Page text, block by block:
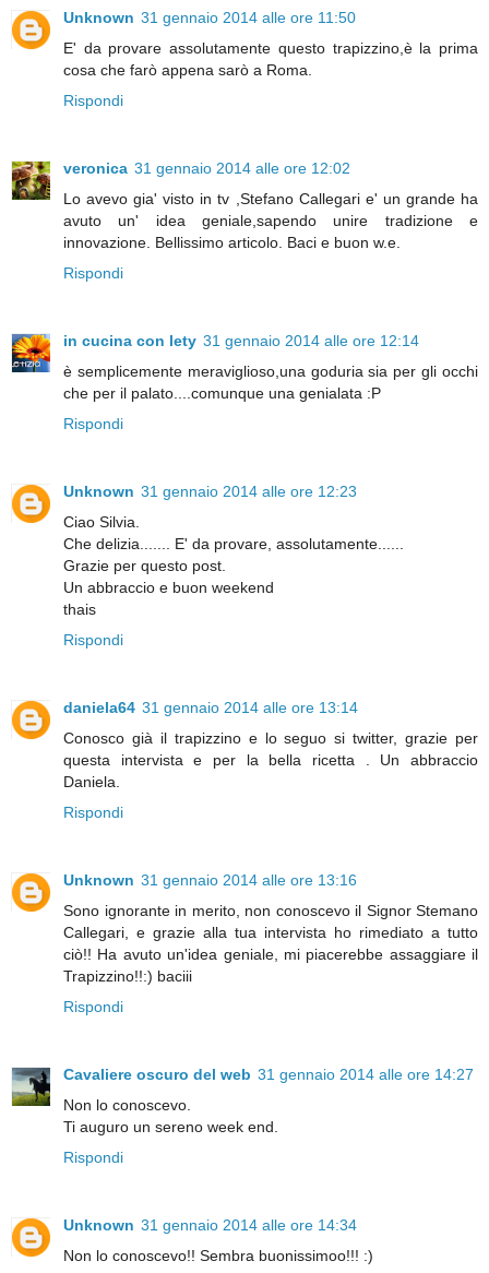
Unknown 31 gennaio 2014 alle ore 11:50
E' da provare assolutamente questo trapizzino,è la prima
cosa che farò appena sarò a Roma.
Rispondi
veronica 31 gennaio 2014 alle ore 12:02
Lo avevo gia' visto in tv ,Stefano Callegari e' un grande ha
avuto un' idea geniale,sapendo unire tradizione e
innovazione. Bellissimo articolo. Baci e buon w.e.
Rispondi
in cucina con lety 31 gennaio 2014 alle ore 12:14
è semplicemente meraviglioso,una goduria sia per gli occhi
che per il palato....comunque una genialata :P
Rispondi
Unknown 31 gennaio 2014 alle ore 12:23
Ciao Silvia.
Che delizia....... E' da provare, assolutamente......
Grazie per questo post.
Un abbraccio e buon weekend
thais
Rispondi
daniela64 31 gennaio 2014 alle ore 13:14
Conosco già il trapizzino e lo seguo si twitter, grazie per
questa intervista e per la bella ricetta . Un abbraccio
Daniela.
Rispondi
Unknown 31 gennaio 2014 alle ore 13:16
Sono ignorante in merito, non conoscevo il Signor Stemano
Callegari, e grazie alla tua intervista ho rimediato a tutto
ciò!! Ha avuto un'idea geniale, mi piacerebbe assaggiare il
Trapizzino!!:) baciii
Rispondi
Cavaliere oscuro del web 31 gennaio 2014 alle ore 14:27
Non lo conoscevo.
Ti auguro un sereno week end.
Rispondi
Unknown 31 gennaio 2014 alle ore 14:34
Non lo conoscevo!! Sembra buonissimoo!!! :)